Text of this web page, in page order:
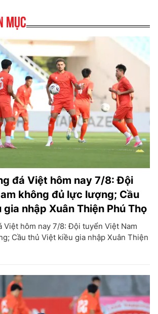
mục
đá Việt hôm nay 7/8: Đội
không đủ lực lượng; Cầu
nhập Xuân Thiện Phú Thọ
Việt hôm nay 7/8: Đội tuyển Việt Nam
Cầu thủ Việt kiều gia nhập Xuân Thiện